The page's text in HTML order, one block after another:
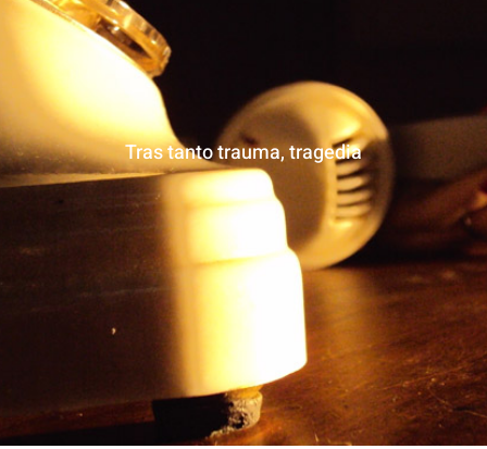
Tras tanto trauma, tragedia